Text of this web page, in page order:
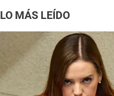
LO MÁS LEÍDO